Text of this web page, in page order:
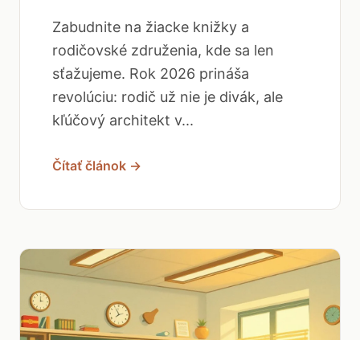
Zabudnite na žiacke knižky a
rodičovské združenia, kde sa len
sťažujeme. Rok 2026 prináša
revolúciu: rodič už nie je divák, ale
kľúčový architekt v...
Čítať článok →